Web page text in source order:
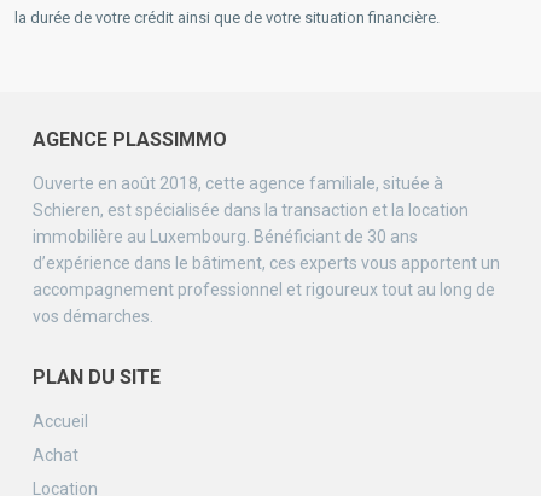
la durée de votre crédit ainsi que de votre situation financière.
AGENCE PLASSIMMO
Ouverte en août 2018, cette agence familiale, située à
Schieren, est spécialisée dans la transaction et la location
immobilière au Luxembourg. Bénéficiant de 30 ans
d’expérience dans le bâtiment, ces experts vous apportent un
accompagnement professionnel et rigoureux tout au long de
vos démarches.
PLAN DU SITE
Accueil
Achat
Location